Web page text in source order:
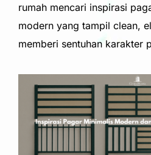
rumah mencari inspirasi
modern yang tampil clean,
memberi sentuhan karakter